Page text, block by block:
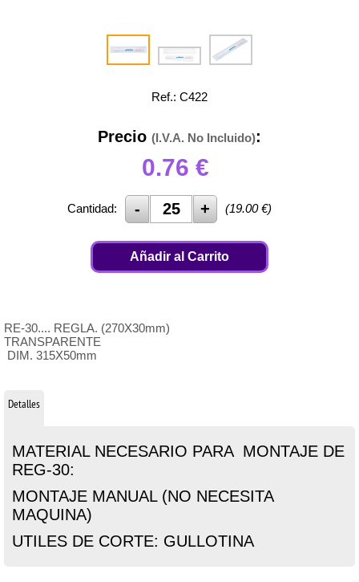
Ref.: C422
Precio (I.V.A. No Incluido):
0.76 €
Cantidad: (19.00€)
Añadir al Carrito
RE-30.... REGLA. (270X30mm)
TRANSPARENTE
DIM. 315X50mm
Detalles
MATERIAL NECESARIO PARA MONTAJE DE
REG-30:
MONTAJE MANUAL (NO NECESITA
MAQUINA)
UTILES DE CORTE: GULLOTINA